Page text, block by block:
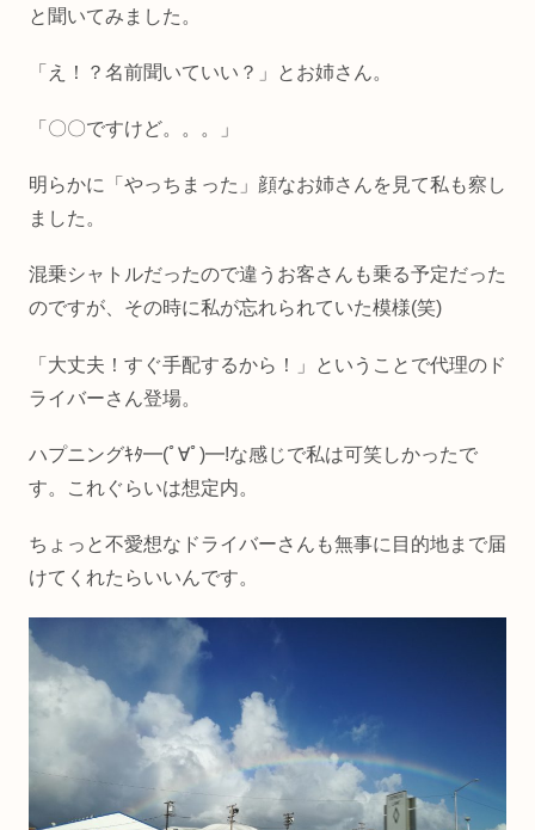
と聞いてみました。
「え！？名前聞いていい？」とお姉さん。
「〇〇ですけど。。。」
明らかに「やっちまった」顔なお姉さんを見て私も察し
ました。
混乗シャトルだったので違うお客さんも乗る予定だった
のですが、その時に私が忘れられていた模様(笑)
「大丈夫！すぐ手配するから！」ということで代理のド
ライバーさん登場。
ハプニングｷﾀ━(ﾟ∀ﾟ)━!な感じで私は可笑しかったで
す。これぐらいは想定内。
ちょっと不愛想なドライバーさんも無事に目的地まで届
けてくれたらいいんです。